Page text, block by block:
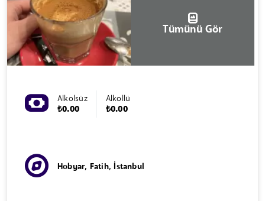
Tümünü Gör
Alkolsüz
₺0.00
Alkollü
₺0.00
Hobyar, Fatih, İstanbul